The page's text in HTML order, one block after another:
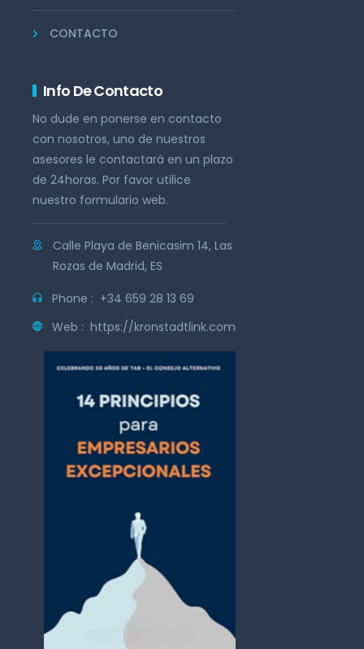
CONTACTO
Info De Contacto
No dude en ponerse en contacto
con nosotros, uno de nuestros
asesores le contactará en un plazo
de 24horas. Por favor utilice
nuestro formulario web.
Calle Playa de Benicasim 14, Las
Rozas de Madrid, ES
Phone : +34 659 28 13 69
Web : https://kronstadtlink.com